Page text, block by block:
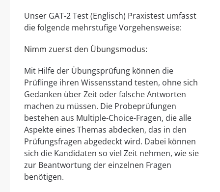
Unser GAT-2 Test (Englisch) Praxistest umfasst
die folgende mehrstufige Vorgehensweise:
Nimm zuerst den Übungsmodus:
Mit Hilfe der Übungsprüfung können die
Prüflinge ihren Wissensstand testen, ohne sich
Gedanken über Zeit oder falsche Antworten
machen zu müssen. Die Probeprüfungen
bestehen aus Multiple-Choice-Fragen, die alle
Aspekte eines Themas abdecken, das in den
Prüfungsfragen abgedeckt wird. Dabei können
sich die Kandidaten so viel Zeit nehmen, wie sie
zur Beantwortung der einzelnen Fragen
benötigen.